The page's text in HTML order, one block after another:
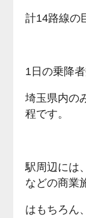
計14路線の
1日の乗降者
埼玉県内の
程です。
駅周辺には
などの商業
はもちろん